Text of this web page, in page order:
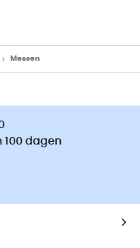
Messen
100 dagen